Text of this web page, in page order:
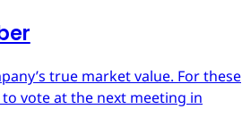
true market value. For these
vote at the next meeting in